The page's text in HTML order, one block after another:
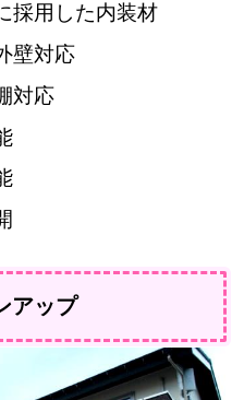
採用した内装材
壁対応
対応
アップ